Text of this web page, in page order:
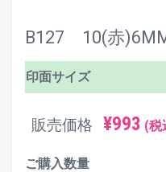
B127 10(赤
印面サイズ
販売価格 ¥993 (税
ご購入数量